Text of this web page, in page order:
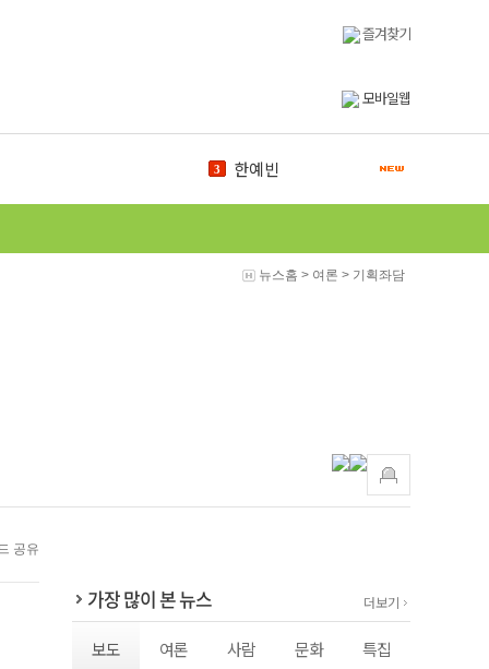
즐겨찾기
모바일웹
3 한예빈
총학생회
식물원뉴스홈 > 여론 > 기획좌담
가장 많이 본 뉴스
보도 여론 사람 문화 특집
더보기